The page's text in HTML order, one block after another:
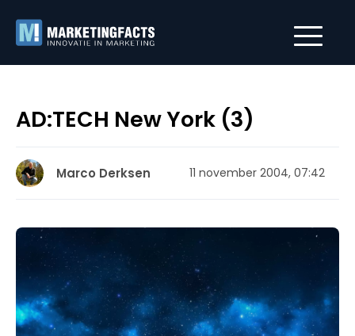
AD:TECH New York (3)
Marco Derksen 11 november 2004, 07:42